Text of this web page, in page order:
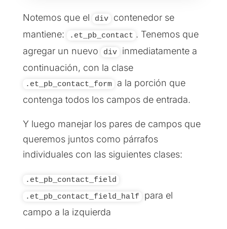
Notemos que el div
contenedor se
mantiene:
.et_pb_contact . Tenemos que
agregar un nuevo
div
inmediatamente a
continuación, con la clase
.et_pb_contact_form
a la porción que
contenga todos los campos de entrada.
Y luego manejar los pares de campos que
queremos juntos como párrafos
individuales con las siguientes clases:
.et_pb_contact_field
.et_pb_contact_field_half
para el
campo a la izquierda